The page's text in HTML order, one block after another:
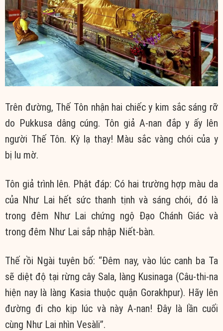
Trên đường, Thế Tôn nhận hai chiếc y kim sắcsáng rỡ
do Pukkusa dâng cúng. Tôn giả A-nan đắp y ấy lên
người Thế Tôn. Kỳ lạ thay! Màu sắc vàng chói của y
bị lu mờ.
Tôn giảtrình lên. Phật đáp: Có hai trường hợp màu da
của Như Lai hết sức thanh tịnh và sáng chói, đó là
trong đêm Như Lai chứng ngộ Đạo Chánh Giác và
trong đêm Như Lai sắp nhập Niết-bàn.
Thế rồi Ngài tuyên bố: “Đêm nay, vào lúc canh ba Ta
sẽ diệt độ tại rừng cây Sala, làng Kusinaga (Câu-thi-na
hiện nay là làng Kasia thuộc quận Gorakhpur). Hãy lên
đường đi cho kịp lúc và này A-nan! Đây là lần cuối
cùng Như Lai nhìn Vesàli”.